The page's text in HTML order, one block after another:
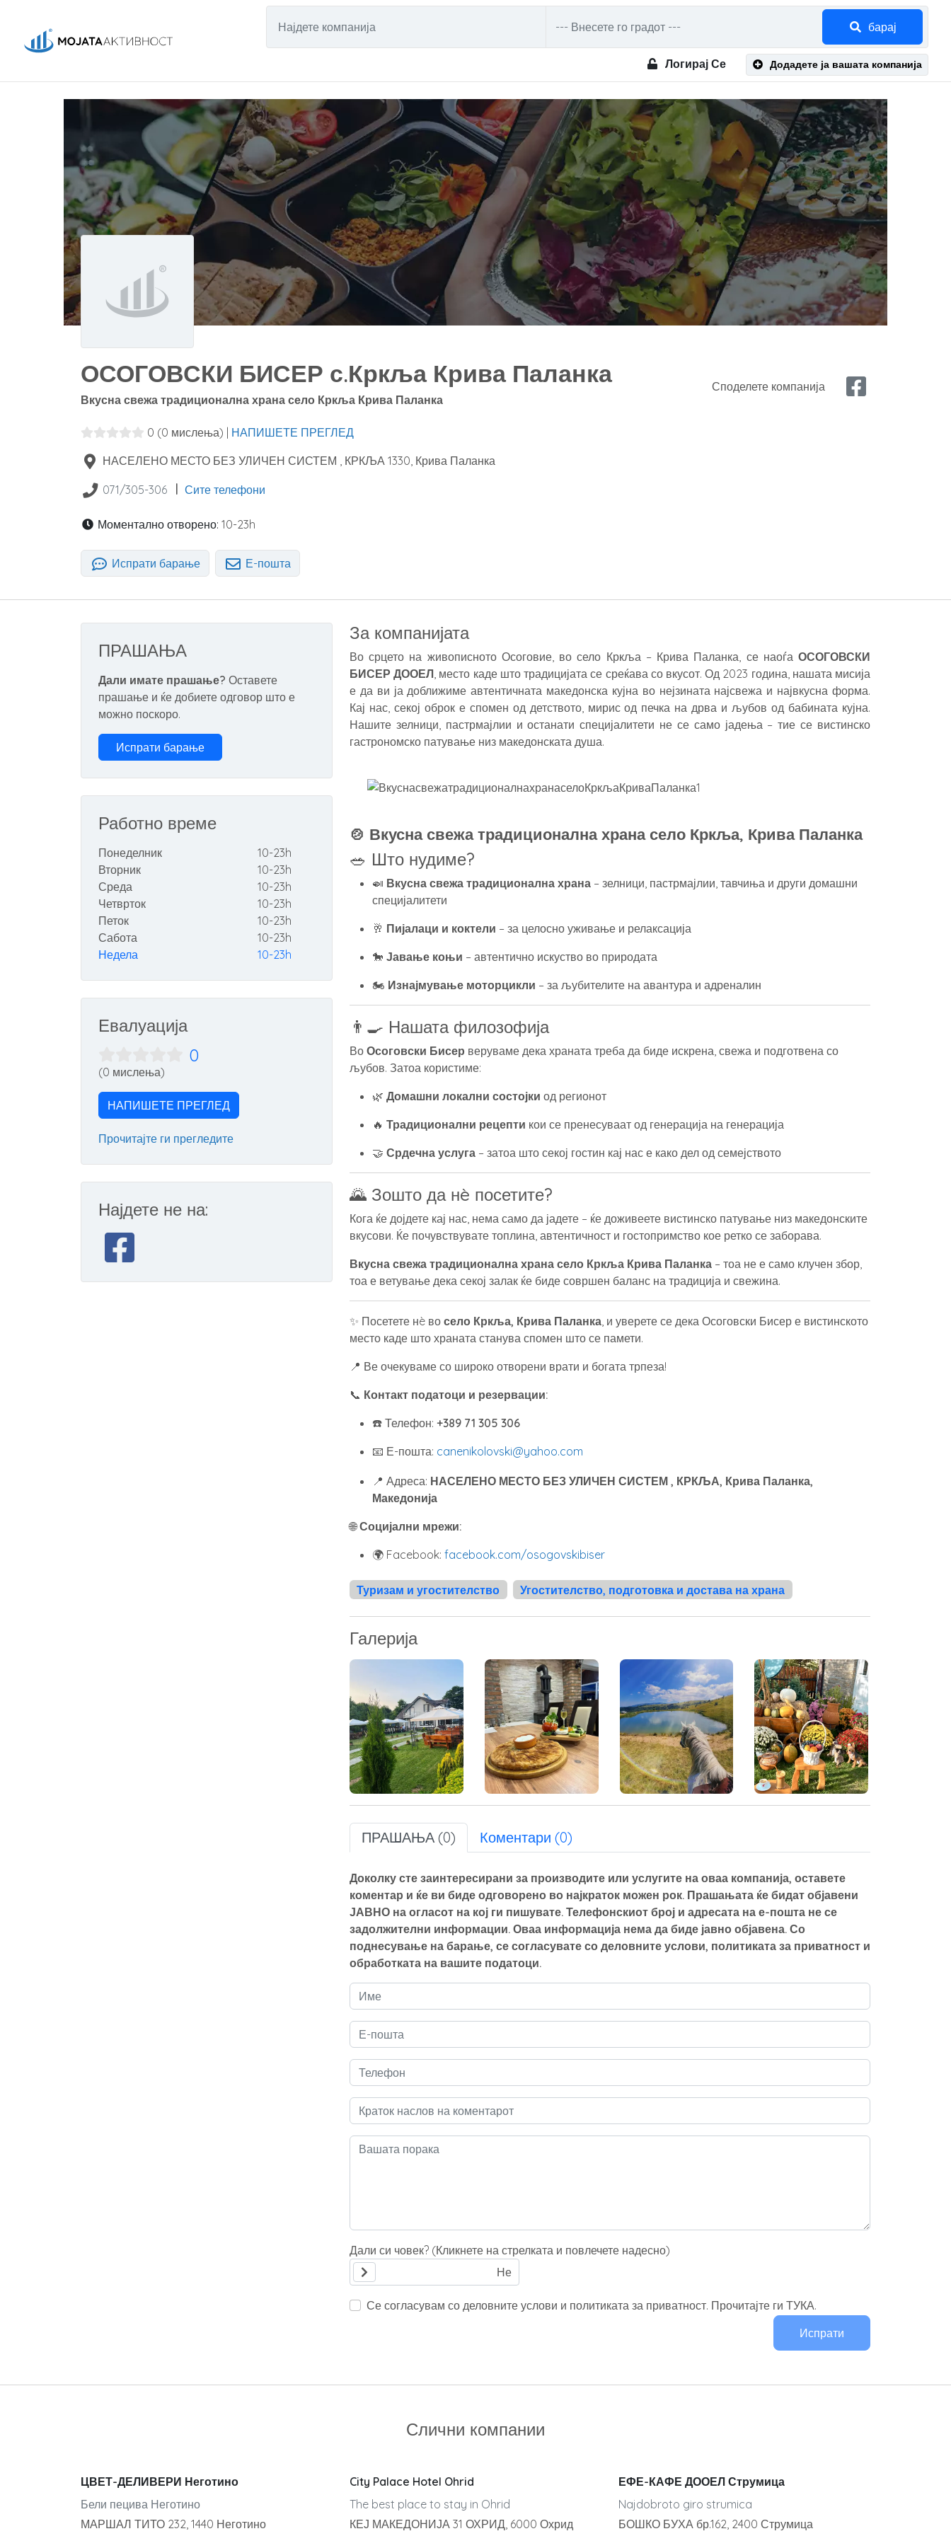
барај
Логирај Се Додадете ја вашата компанија
ОСОГОВСКИ БИСЕР с.Кркља Крива Паланка
Вкусна свежа традиционална храна село Кркља Крива Паланка
Споделете компанија
0 (0 мислења)
НАПИШЕТЕ ПРЕГЛЕД
НАСЕЛЕНО МЕСТО БЕЗ УЛИЧЕН СИСТЕМ , КРКЉА 1330, Крива Паланка
071/305-306 Сите телефони
Моментално отворено: 10-23h
Испрати барање Е-пошта
ПРАШАЊА
Дали имате прашање? Оставете
прашање и ќе добиете одговор што е
можно поскоро.
Испрати барање
Работно време
Понеделник
10-23h
Вторник
10-23h
Среда
10-23h
Четврток
10-23h
Петок
10-23h
Сабота
10-23h
Недела
10-23h
Евалуација
0
(0 мислења)
НАПИШЕТЕ ПРЕГЛЕД
Прочитајте ги прегледите
Најдете не на:
За компанијата
Во срцето на живописното Осоговие, во село Кркља – Крива Паланка, се наоѓа ОСОГОВСКИ
БИСЕР ДООЕЛ, место каде што традицијата се среќава со вкусот. Од 2023 година, нашата мисија
е да ви ја доближиме автентичната македонска кујна во нејзината најсвежа и највкусна форма.
Кај нас, секој оброк е спомен од детството, мирис од печка на дрва и љубов од бабината кујна.
Нашите зелници, пастрмајлии и останати специјалитети не се само јадења – тие се вистинско
гастрономско патување низ македонската душа.
🍲 Вкусна свежа традиционална храна село Кркља, Крива Паланка
🥗 Што нудиме?
🍛 Вкусна свежа традиционална храна – зелници, пастрмајлии, тавчиња и други домашни
специјалитети
🥂 Пијалаци и коктели – за целосно уживање и релаксација
🐎 Јавање коњи – автентично искуство во природата
🏍️ Изнајмување моторцикли – за љубителите на авантура и адреналин
👨‍🍳 Нашата филозофија
Во Осоговски Бисер веруваме дека храната треба да биде искрена, свежа и подготвена со
љубов. Затоа користиме:
🌿 Домашни локални состојки од регионот
🔥 Традиционални рецепти кои се пренесуваат од генерација на генерација
🤝 Срдечна услуга – затоа што секој гостин кај нас е како дел од семејството
🌄 Зошто да нè посетите?
Кога ќе дојдете кај нас, нема само да јадете – ќе доживеете вистинско патување низ македонските
вкусови. Ќе почувствувате топлина, автентичност и гостопримство кое ретко се заборава.
Вкусна свежа традиционална храна село Кркља Крива Паланка – тоа не е само клучен збор,
тоа е ветување дека секој залак ќе биде совршен баланс на традиција и свежина.
✨ Посетете нè во село Кркља, Крива Паланка, и уверете се дека Осоговски Бисер е вистинското
место каде што храната станува спомен што се памети.
📍 Ве очекуваме со широко отворени врати и богата трпеза!
📞 Контакт податоци и резервации:
☎️ Телефон: +389 71 305 306
📧 Е-пошта: canenikolovski@yahoo.com
📍 Адреса: НАСЕЛЕНО МЕСТО БЕЗ УЛИЧЕН СИСТЕМ , КРКЉА, Крива Паланка,
Македонија
🌐Социјални мрежи:
🌍 Facebook: facebook.com/osogovskibiser
Туризам и угостителство Угостителство, подготовка и достава на храна
Галерија
ПРАШАЊА (0) Коментари (0)
Доколку сте заинтересирани за производите или услугите на оваа компанија, оставете
коментар и ќе ви биде одговорено во најкраток можен рок. Прашањата ќе бидат објавени
ЈАВНО на огласот на кој ги пишувате. Телефонскиот број и адресата на е-пошта не се
задолжителни информации. Оваа информација нема да биде јавно објавена. Со
поднесување на барање, се согласувате со деловните услови, политиката за приватност и
обработката на вашите податоци.
Дали си човек? (Кликнете на стрелката и повлечете надесно)
Се согласувам со деловните услови и политиката за приватност. Прочитајте ги ТУКА.
Испрати
Слични компании
ЦВЕТ-ДЕЛИВЕРИ Неготино
Бели пецива Неготино
МАРШАЛ ТИТО 232, 1440 Неготино
City Palace Hotel Ohrid
The best place to stay in Ohrid
КЕЈ МАКЕДОНИЈА 31 ОХРИД, 6000 Охрид
ЕФЕ-КАФЕ ДООЕЛ Струмица
Najdobroto giro strumica
БОШКО БУХА бр.162, 2400 Струмица